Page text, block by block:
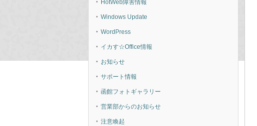
HotWeb障害情報
Windows Update
WordPress
イカす☆Office情報
お知らせ
サポート情報
函館フォトギャラリー
営業部からのお知らせ
注意喚起